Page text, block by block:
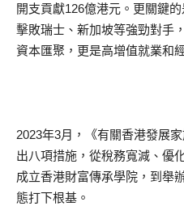
開支貢獻126億港元。更關鍵
擊敗瑞士、新加坡等強勁對手
資本匯聚，更是高增值就業和
2023年3月，《有關香港發展
出八項措施，從稅務寬減、優
成立香港財富傳承學院，到舉
態打下根基。